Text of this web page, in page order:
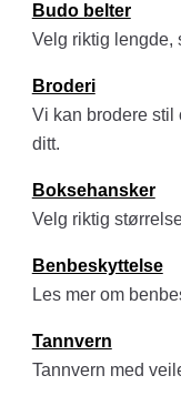
Budo belter
Velg riktig lengde,
Broderi
Vi kan brodere stil
ditt.
Boksehansker
Velg riktig
Benbeskyttelse
Les mer om
Tannvern
Tannvern med